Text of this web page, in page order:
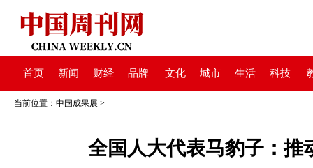
首页 新闻 财经 品牌 文化 城市 生活 科技
当前位置： 中国成果展 >
全国人大代表马豹子：推